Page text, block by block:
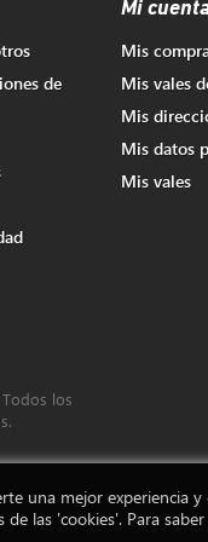
de
los
Mi
Mis
Mis vales
Mis
Mis datos
Mis vales
una mejor experiencia
las 'cookies'. Para